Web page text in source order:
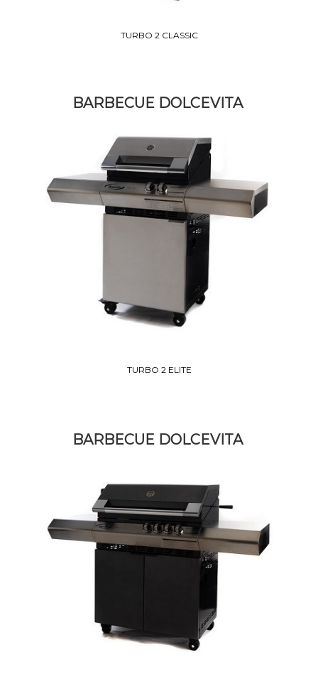
TURBO 2 CLASSIC
BARBECUE DOLCEVITA
TURBO 2 ELITE
BARBECUE DOLCEVITA